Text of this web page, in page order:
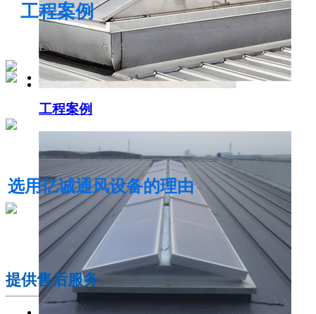
电动采光排烟天窗
工程案例
工程案例
ENGINEERING CASE
选用亿诚通风设备的理由
提供售后服务